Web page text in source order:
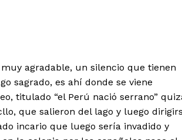
agradable, un silencio que tienen
sagrado, es ahí donde se viene
titulado “el Perú nació serrano”
que salieron del lago y luego
incario que luego sería invadido y